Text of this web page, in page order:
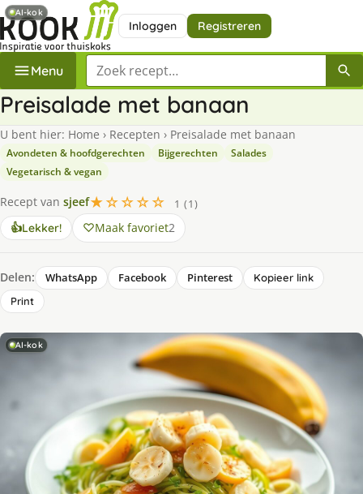
Inloggen Registreren
Menu Zoek een recept
Preisalade met banaan
U bent hier: Home › Recepten › Preisalade met banaan
Avondeten & hoofdgerechten Bijgerechten
Salades
Vegetarisch & vegan
Recept van sjeef★☆☆☆☆
1 (1)
👍Lekker! Maak favoriet2
Delen: WhatsApp Facebook Pinterest
Kopieer link
Print
AI-kok
AI-kok